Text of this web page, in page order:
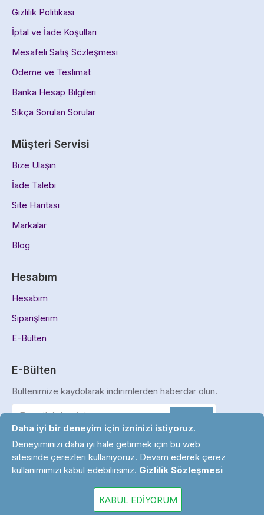
Gizlilik Politikası
İptal ve İade Koşulları
Mesafeli Satış Sözleşmesi
Ödeme ve Teslimat
Banka Hesap Bilgileri
Sıkça Sorulan Sorular
Müşteri Servisi
Bize Ulaşın
İade Talebi
Site Haritası
Markalar
Blog
Hesabım
Hesabım
Siparişlerim
E-Bülten
E-Bülten
Bültenimize kaydolarak indirimlerden haberdar olun.
Kayıt Ol
Gizlilik ve Güvenlik Politikası 'ni okudum ve kabul ediyorum.
Copyright © 2024. Tüm Hakları Saklıdır.
KABUL EDIYORUM
Daha iyi bir deneyim için izninizi istiyoruz.
Deneyiminizi daha iyi hale getirmek için bu web
sitesinde çerezleri kullanıyoruz. Devam ederek çerez
kullanımımızı kabul edebilirsiniz. Gizlilik Sözleşmesi